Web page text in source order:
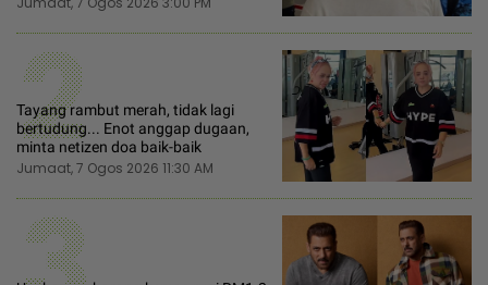
2
Tayang rambut merah, tidak lagi
bertudung... Enot anggap dugaan,
minta netizen doa baik-baik
Jumaat, 7 Ogos 2026 11:30 AM